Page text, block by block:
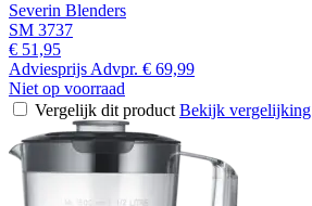
Severin Blenders
SM 3737
€ 51,95
Adviesprijs Advpr. € 69,99
Niet op voorraad
Vergelijk dit product Bekijk vergelijking